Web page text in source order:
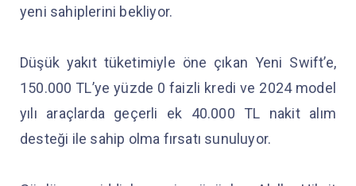
yeni sahiplerini bekliyor.
Düşük yakıt tüketimiyle öne çıkan Yeni Swift’e,
150.000 TL’ye yüzde 0 faizli kredi ve 2024 model
yılı araçlarda geçerli ek 40.000 TL nakit alım
desteği ile sahip olma fırsatı sunuluyor.